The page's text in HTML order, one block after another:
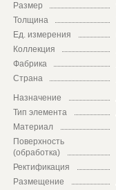
Размер
Толщина
Ед. измерения
Коллекция
Фабрика
Страна
Назначение
Тип элемента
Материал
Поверхность
(обработка)
Ректификация
Размещение